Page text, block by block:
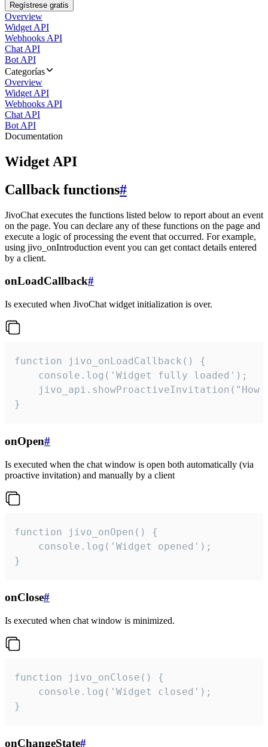
Regístrese gratis
Overview
Widget API
Webhooks API
Chat API
Bot API
Categorías
Overview
Widget API
Webhooks API
Chat API
Bot API
Documentation
Widget API
Callback functions#
JivoChat executes the functions listed below to report about an event
on the page. You can declare any of these functions on the page and
execute a logic of processing the event that occurred. For example,
using jivo_onIntroduction event you can get contact details entered
by a client.
onLoadCallback#
Is executed when JivoChat widget initialization is over.
function jivo_onLoadCallback() {
    console.log('Widget fully loaded');
jivo_api.showProactiveInvitation("How
}
onOpen#
Is executed when the chat window is open both automatically (via
proactive invitation) and manually by a client
function jivo_onOpen() {
    console.log('Widget opened');
}
onClose#
Is executed when chat window is minimized.
function jivo_onClose() {
    console.log('Widget closed');
}
onChangeState#